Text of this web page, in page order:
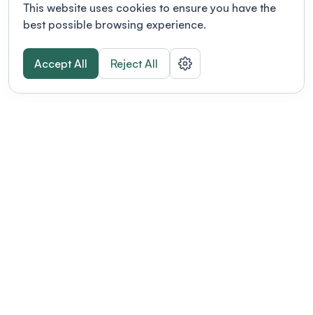
This website uses cookies to ensure you have the
best possible browsing experience.
Accept All Reject All